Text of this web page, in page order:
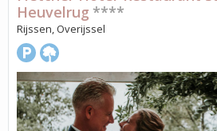
Heuvelrug ****
Rijssen, Overijssel